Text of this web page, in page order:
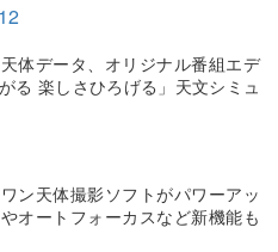
体データ、オリジナル番組エデ
る 楽しさひろげる」天文シミュ
ン天体撮影ソフトがパワーアッ
オートフォーカスなど新機能も